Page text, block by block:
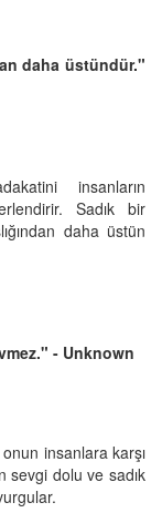
daha üstündür."
insanların
Sadık bir
daha üstün
- Unknown
insanlara karşı
sevgi dolu ve sadık